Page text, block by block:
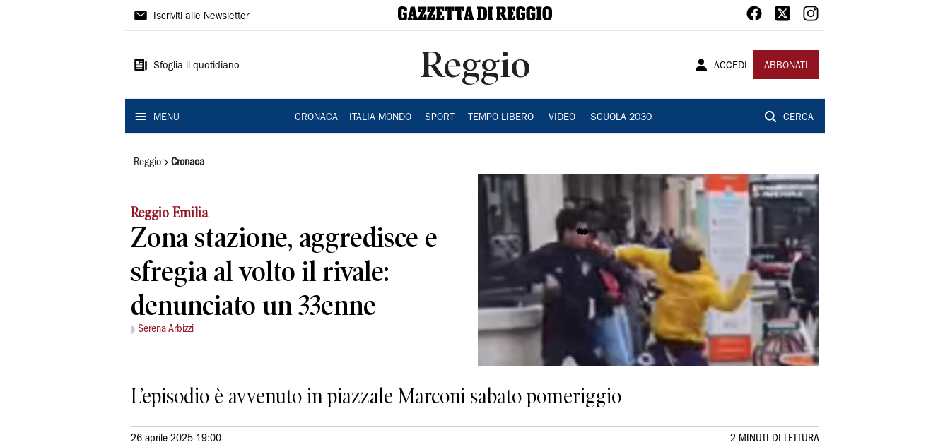
Gazzetta
Reggio
Iscriviti alle Newsletter
Sfoglia il quotidiano Reggio ACCEDI ABBONATI
MENU CRONACA ITALIA MONDO SPORT TEMPO LIBERO VIDEO SCUOLA 2030 CERCA
Reggio Cronaca
Reggio Emilia
Zona stazione, aggredisce e
sfregia al volto il rivale:
denunciato un 33enne
Serena Arbizzi
L’episodio è avvenuto in piazzale Marconi sabato pomeriggio
26 aprile 2025 19:00 2 MINUTI DI LETTURA